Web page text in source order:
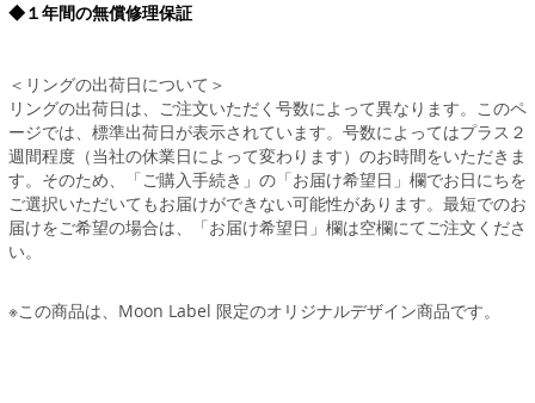
◆１年間の無償修理保証
＜リングの出荷日について＞
リングの出荷日は、ご注文いただく号数によって異なります。このペ
ージでは、標準出荷日が表示されています。号数によってはプラス２
週間程度（当社の休業日によって変わります）のお時間をいただきま
す。そのため、「ご購入手続き」の「お届け希望日」欄でお日にちを
ご選択いただいてもお届けができない可能性があります。最短でのお
届けをご希望の場合は、「お届け希望日」欄は空欄にてご注文くださ
い。
※この商品は、Moon Label 限定のオリジナルデザイン商品です。